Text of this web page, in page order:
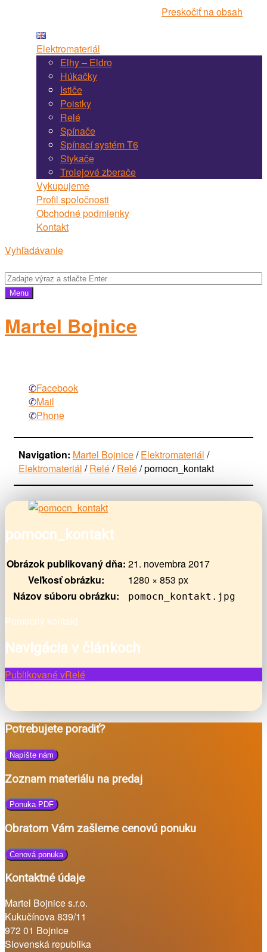
Preskočiť na obsah
Elektromateriál
Elhy – Eldro
Húkačky
Ističe
Poistky
Relé
Spínače
Spínací systém T6
Stykače
Trolejové zberače
Vykupujeme
Profil spoločnosti
Obchodné podmienky
Kontakt
Vyhľadávanie
Menu
Martel Bojnice
Facebook
Mail
Phone
Navigation: Martel Bojnice/Elektromateriál /
Elektromateriál /Relé/Relé/pomocn_kontakt
pomocn_kontakt
Obrázok publikovaný dňa: 21. novembra 2017
Veľkosť obrázku:
1280 × 853 px
Názov súboru obrázku:
pomocn_kontakt.jpg
Pomocný kontakt
Navigácia v článkoch
Publikované vRelé
Potrebujete poradiť?
Napíšte nám
Zoznam materiálu na predaj
Ponuka PDF
Obratom Vám zašleme cenovú ponuku
Cenová ponuka
Kontaktné údaje
Martel Bojnice s.r.o.
Kukučínova 839/11
972 01 Bojnice
Slovenská republika